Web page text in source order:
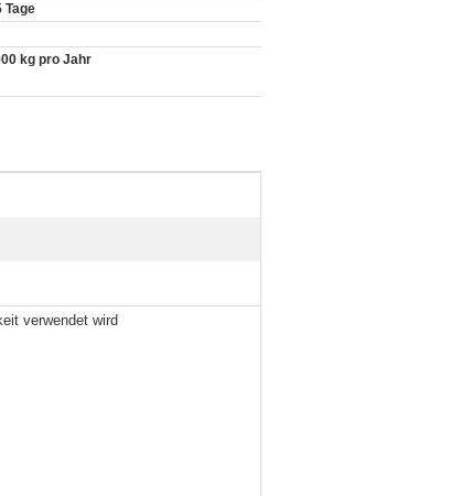
Tage
kg pro Jahr
verwendet wird